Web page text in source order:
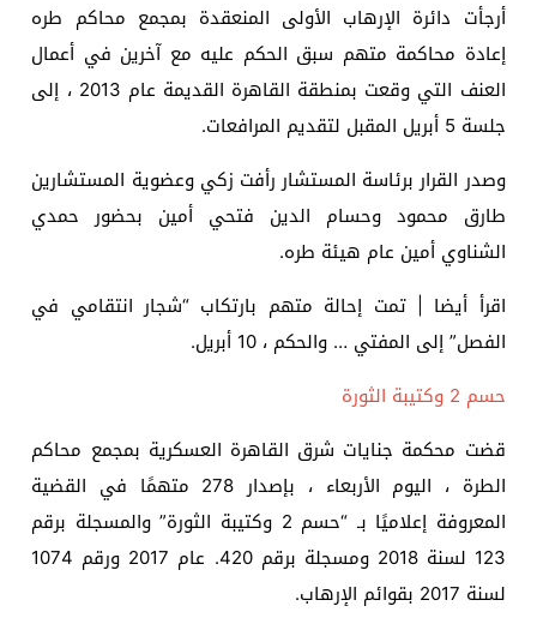
أرجأت دائرة الإرهاب الأولى المنعقدة بمجمع محاكم طره
إعادة محاكمة متهم سبق الحكم عليه مع آخرين في أعمال
العنف التي وقعت بمنطقة القاهرة القديمة عام 2013 ، إلى
جلسة 5 أبريل المقبل لتقديم المرافعات.
وصدر القرار برئاسة المستشار رأفت زكي وعضوية المستشارين
طارق محمود وحسام الدين فتحي أمين بحضور حمدي
الشناوي أمين عام هيئة طره.
اقرأ أيضا | تمت إحالة متهم بارتكاب “شجار انتقامي في
الفصل” إلى المفتي … والحكم ، 10 أبريل.
حسم 2 وكتيبة الثورة
قضت محكمة جنايات شرق القاهرة العسكرية بمجمع محاكم
الطرة ، اليوم الأربعاء ، بإصدار 278 متهمًا في القضية
المعروفة إعلاميًا بـ “حسم 2 وكتيبة الثورة” والمسجلة برقم
123 لسنة 2018 ومسجلة برقم 420. عام 2017 ورقم 1074
لسنة 2017 بقوائم الإرهاب.